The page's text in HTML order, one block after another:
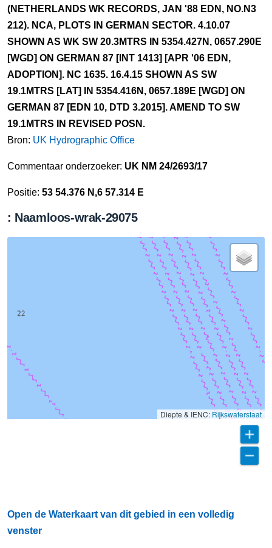
(NETHERLANDS WK RECORDS, JAN '88 EDN, NO.N3
212). NCA, PLOTS IN GERMAN SECTOR. 4.10.07
SHOWN AS WK SW 20.3MTRS IN 5354.427N, 0657.290E
[WGD] ON GERMAN 87 [INT 1413] [APR '06 EDN,
ADOPTION]. NC 1635. 16.4.15 SHOWN AS SW
19.1MTRS [LAT] IN 5354.416N, 0657.189E [WGD] ON
GERMAN 87 [EDN 10, DTD 3.2015]. AMEND TO SW
19.1MTRS IN REVISED POSN.
Bron: UK Hydrographic Office
Commentaar onderzoeker: UK NM 24/2693/17
Positie: 53 54.376 N,6 57.314 E
: Naamloos-wrak-29075
Diepte & IENC: Rijkswaterstaat
Open de Waterkaart van dit gebied in een volledig
venster